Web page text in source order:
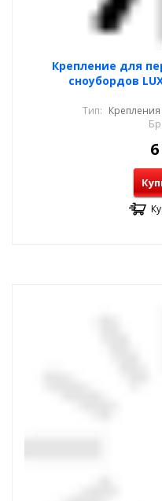
Крепление для
сноубордов
Тип: